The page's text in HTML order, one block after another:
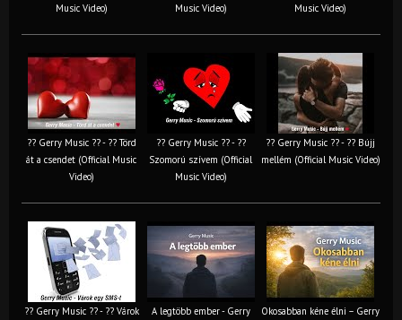
Music Video)
Music Video)
Music Video)
?? Gerry Music ?? - ?? Törd
át a csendet (Official Music
Video)
?? Gerry Music ?? - ??
Szomorú szívem (Official
Music Video)
?? Gerry Music ?? - ?? Bújj
mellém (Official Music Video)
?? Gerry Music ?? - ?? Várok
A legtöbb ember - Gerry
Okosabban kéne élni – Gerry